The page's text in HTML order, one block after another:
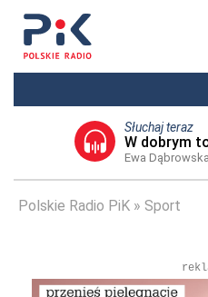
Słuchaj teraz
W dobrym
Ewa Dąbrowska
Polskie Radio PiK Sport